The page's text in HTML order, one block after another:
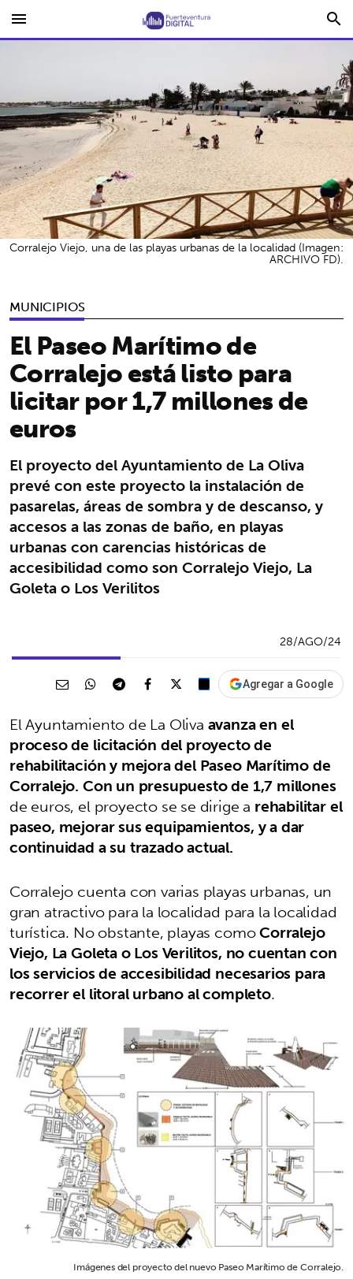
menu search
MUNICIPIOS
El Paseo Marítimo de
Corralejo está listo para
licitar por 1,7 millones de
euros
El proyecto del Ayuntamiento de La Oliva
prevé con este proyecto la instalación de
pasarelas, áreas de sombra y de descanso, y
accesos a las zonas de baño, en playas
urbanas con carencias históricas de
accesibilidad como son Corralejo Viejo, La
Goleta o Los Verilitos
Corralejo Viejo, una de las playas urbanas de la localidad (Imagen:
ARCHIVO FD).
28/AGO/24
Agregar a Google
El Ayuntamiento de La Olivaavanza en el
proceso de licitación del proyecto de
rehabilitación y mejora del Paseo Marítimo de
Corralejo. Con un presupuesto de 1,7 millones
de euros, el proyecto se se dirige a rehabilitar el
paseo, mejorar sus equipamientos, y a dar
continuidad a su trazado actual.
Corralejo cuenta con varias playas urbanas, un
gran atractivo para la localidad para la localidad
turística. No obstante, playas comoCorralejo
Viejo, La Goleta o Los Verilitos, no cuentan con
los servicios de accesibilidad necesarios para
recorrer el litoral urbano al completo.
Imágenes del proyecto del nuevo Paseo Marítimo de Corralejo.